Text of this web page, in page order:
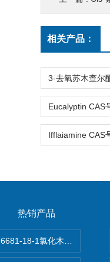
相关产品：
热销产品
6681-18-1氯化木兰花碱